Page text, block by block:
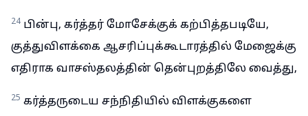
24 பின்பு, கர்த்தர் மோசேக்குக் கற்பித்தபடியே,
குத்துவிளக்கை ஆசரிப்புக்கூடாரத்தில் மேஜைக்கு
எதிராக வாசஸ்தலத்தின் தென்புறத்திலே வைத்து,
25 கர்த்தருடைய சந்நிதியில் விளக்குகளை